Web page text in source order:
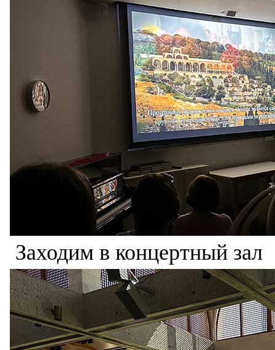
Заходим в концертный зал